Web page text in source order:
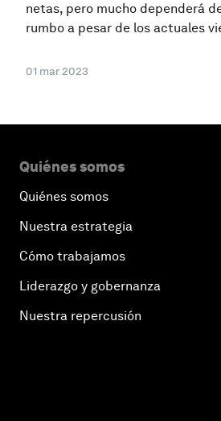
netas, pero mucho dependerá
rumbo a pesar de los actuales
01 mar 2023
Quiénes somos
Quiénes somos
Nuestra estrategia
Cómo trabajamos
Liderazgo y gobernanza
Nuestra repercusión